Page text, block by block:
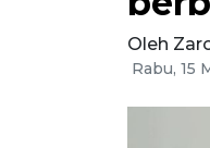
Oleh
Rabu, 15